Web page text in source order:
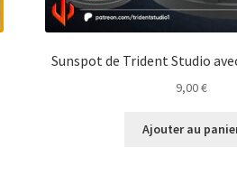
Sunspot de Trident Studio
9,00€
Ajouter au